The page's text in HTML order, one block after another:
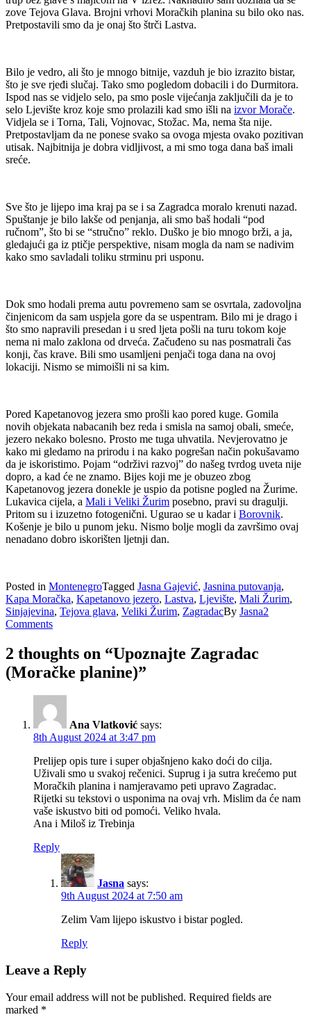
zove Tejova Glava. Brojni vrhovi Moračkih planina su bilo oko nas.
Pretpostavili smo da je onaj što štrči Lastva.
Bilo je vedro, ali što je mnogo bitnije, vazduh je bio izrazito bistar,
što je sve rjeđi slučaj. Tako smo pogledom dobacili i do Durmitora.
Ispod nas se vidjelo selo, pa smo posle vijećanja zaključili da je to
selo Ljevište kroz koje smo prolazili kad smo išli na izvor Morače.
Vidjela se i Torna, Tali, Vojnovac, Stožac. Ma, nema šta nije.
Pretpostavljam da ne ponese svako sa ovoga mjesta ovako pozitivan
utisak. Najbitnija je dobra vidljivost, a mi smo toga dana baš imali
sreće.
Sve što je lijepo ima kraj pa se i sa Zagradca moralo krenuti nazad.
Spuštanje je bilo lakše od penjanja, ali smo baš hodali “pod
ručnom”, što bi se “stručno” reklo. Duško je bio mnogo brži, a ja,
gledajući ga iz ptičje perspektive, nisam mogla da nam se nadivim
kako smo savladali toliku strminu pri usponu.
Dok smo hodali prema autu povremeno sam se osvrtala, zadovoljna
činjenicom da sam uspjela gore da se uspentram. Bilo mi je drago i
što smo napravili presedan i u sred ljeta pošli na turu tokom koje
nema ni malo zaklona od drveća. Začuđeno su nas posmatrali čas
konji, čas krave. Bili smo usamljeni penjači toga dana na ovoj
lokaciji. Nismo se mimoišli ni sa kim.
Pored Kapetanovog jezera smo prošli kao pored kuge. Gomila
novih objekata nabacanih bez reda i smisla na samoj obali, smeće,
jezero nekako bolesno. Prosto me tuga uhvatila. Nevjerovatno je
kako mi gledamo na prirodu i na kako pogrešan način pokušavamo
da je iskoristimo. Pojam “održivi razvoj” do našeg tvrdog uveta nije
dopro, a kad će ne znamo. Bijes koji me je obuzeo zbog
Kapetanovog jezera donekle je uspio da potisne pogled na Žurime.
Lukavica cijela, a Mali i Veliki Žurim posebno, pravi su dragulji.
Pritom su i izuzetno fotogenični. Ugurao se u kadar i Borovnik.
Košenje je bilo u punom jeku. Nismo bolje mogli da završimo ovaj
nenadano dobro iskorišten ljetnji dan.
Posted in MontenegroTagged Jasna Gajević, Jasnina putovanja,
Kapa Moračka, Kapetanovo jezero, Lastva, Ljevište, Mali Žurim,
Sinjajevina, Tejova glava, Veliki Žurim, ZagradacBy Jasna2
Comments
2 thoughts on “Upoznajte Zagradac
(Moračke planine)”
Ana Vlatković says:
8th August 2024 at 3:47 pm
Prelijep opis ture i super objašnjeno kako doći do cilja.
Uživali smo u svakoj rečenici. Suprug i ja sutra krećemo put
Moračkih planina i namjeravamo peti upravo Zagradac.
Rijetki su tekstovi o usponima na ovaj vrh. Mislim da će nam
vaše iskustvo biti od pomoći. Veliko hvala.
Ana i Miloš iz Trebinja
Reply
Jasna says:
9th August 2024 at 7:50 am
Zelim Vam lijepo iskustvo i bistar pogled.
Reply
Leave a Reply
Your email address will not be published. Required fields are
marked *